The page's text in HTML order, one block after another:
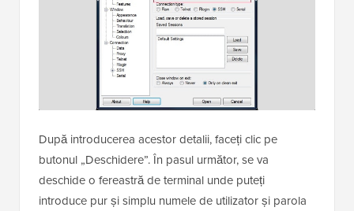
După introducerea acestor detalii, faceți clic pe
butonul „Deschidere”. În pasul următor, se va
deschide o fereastră de terminal unde puteți
introduce pur și simplu numele de utilizator și parola